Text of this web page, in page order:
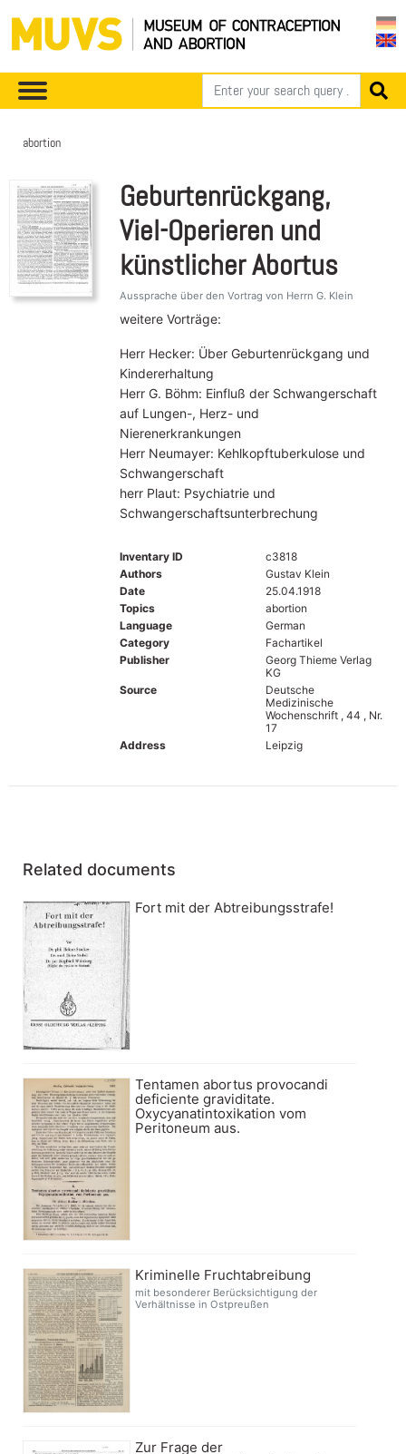
abortion
Geburtenrückgang,
Viel-Operieren und
künstlicher Abortus
Aussprache über den Vortrag von Herrn G. Klein
weitere Vorträge:
Herr Hecker: Über Geburtenrückgang und
Kindererhaltung
Herr G. Böhm: Einfluß der Schwangerschaft
auf Lungen-, Herz- und
Nierenerkrankungen
Herr Neumayer: Kehlkopftuberkulose und
Schwangerschaft
herr Plaut: Psychiatrie und
Schwangerschaftsunterbrechung
Inventary ID
c3818
Authors
Gustav Klein
Date
25.04.1918
Topics
abortion
Language
German
Category
Fachartikel
Publisher
Georg Thieme Verlag
KG
Source
Deutsche
Medizinische
Wochenschrift , 44 , Nr.
17
Address
Leipzig
Related documents
Fort mit der Abtreibungsstrafe!
Tentamen abortus provocandi
deficiente graviditate.
Oxycyanatintoxikation vom
Peritoneum aus.
Kriminelle Fruchtabreibung
mit besonderer Berücksichtigung der
Verhältnisse in Ostpreußen
Zur Frage der